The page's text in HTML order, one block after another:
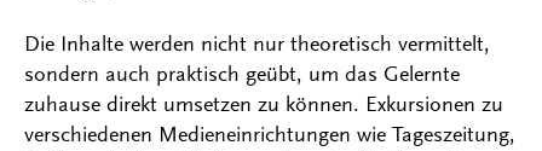
Die Inhalte werden nicht nur theoretisch vermittelt,
sondern auch praktisch geübt, um das Gelernte
zuhause direkt umsetzen zu können. Exkursionen zu
verschiedenen Medieneinrichtungen wie Tageszeitung,